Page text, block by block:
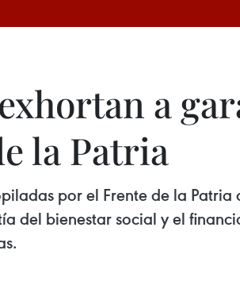
a
la Patria
por el Frente de la
del bienestar social y el